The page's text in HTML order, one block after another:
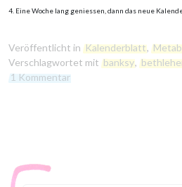
4. Eine Woche lang geniessen, dann das neue
Veröffentlicht in Kalenderblatt,
Verschlagwortet mit banksy,
1 Kommentar